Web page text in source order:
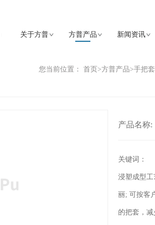
关于方普 方普产品 新闻资讯
您当前位置： 首页>方普产品>手把
产品名称:
关键词：
浸塑成型
丽; 可按客
的把套，减